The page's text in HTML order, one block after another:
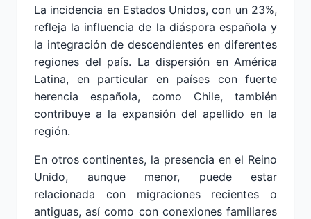
La incidencia en Estados Unidos, con un 23%,
refleja la influencia de la diáspora española y
la integración de descendientes en diferentes
regiones del país. La dispersión en América
Latina, en particular en países con fuerte
herencia española, como Chile, también
contribuye a la expansión del apellido en la
región.
En otros continentes, la presencia en el Reino
Unido, aunque menor, puede estar
relacionada con migraciones recientes o
antiguas, así como con conexiones familiares